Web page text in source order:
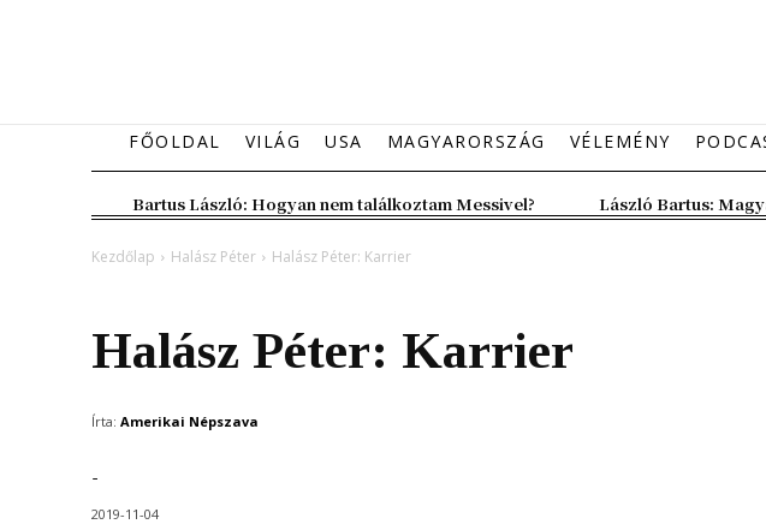
FŐOLDAL VILÁG USA MAGYARORSZÁG VÉLEMÉNY
Bartus László: Hogyan nem találkoztam Messivel? László Bartus:
Kezdőlap Halász Péter Halász Péter: Karrier
Halász Péter: Karrier
Írta: Amerikai Népszava
-
2019-11-04